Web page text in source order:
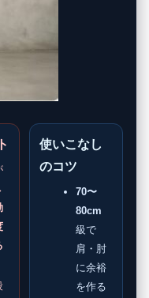
使いこなし
のコツ
70〜
80cm
級で
肩・肘
に余裕
を作る